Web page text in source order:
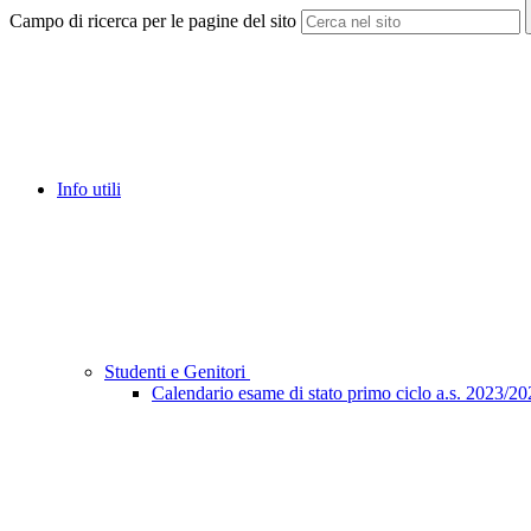
Campo di ricerca per le pagine del sito
Info utili
Studenti e Genitori
Calendario esame di stato primo ciclo a.s. 2023/